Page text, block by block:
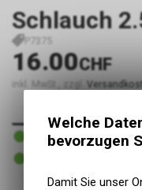
Schlauch
P7375
16.00CHF
inkl. MwSt., zzgl.
1 - 3 Tage ab Lager
Versand
1 - 3 Tage ab Lager
Welche
bevorzugen
Damit Sie unser